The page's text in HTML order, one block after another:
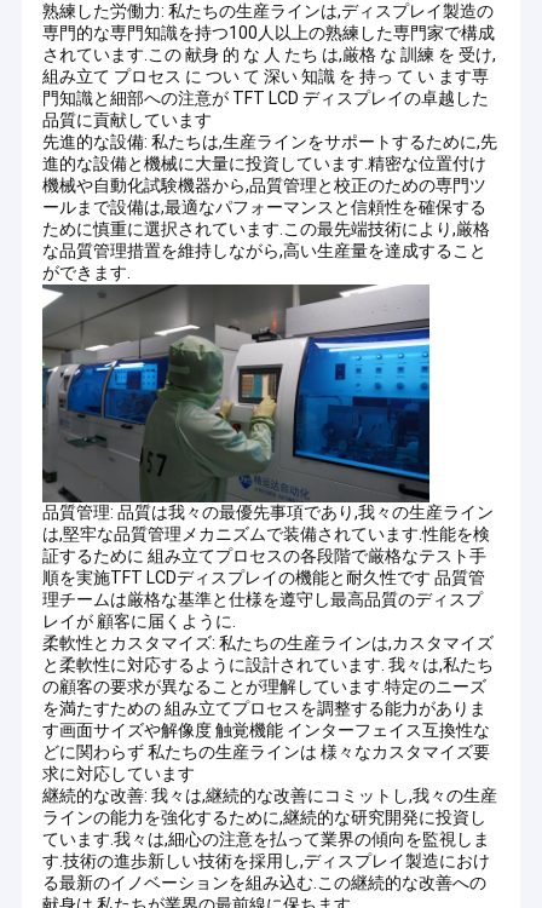
家へ
製品
ビデオ
熟練した労働力: 私たちの生産ラインは,ディスプレイ製造の
専門的な専門知識を持つ100人以上の熟練した専門家で構成
されています.この 献身 的 な 人 たち は,厳格 な 訓練 を 受け,
組み立て プロセス に つい て 深い 知識 を 持っ て い ます専
門知識と細部への注意が TFT LCD ディスプレイの卓越した
品質に貢献しています
先進的な設備: 私たちは,生産ラインをサポートするために,先
進的な設備と機械に大量に投資しています.精密な位置付け
機械や自動化試験機器から,品質管理と校正のための専門ツ
ールまで設備は,最適なパフォーマンスと信頼性を確保する
ために慎重に選択されています.この最先端技術により,厳格
な品質管理措置を維持しながら,高い生産量を達成すること
ができます.
品質管理: 品質は我々の最優先事項であり,我々の生産ライン
は,堅牢な品質管理メカニズムで装備されています.性能を検
証するために 組み立てプロセスの各段階で厳格なテスト手
順を実施TFT LCDディスプレイの機能と耐久性です 品質管
理チームは厳格な基準と仕様を遵守し最高品質のディスプ
レイが 顧客に届くように.
柔軟性とカスタマイズ: 私たちの生産ラインは,カスタマイズ
と柔軟性に対応するように設計されています. 我々は,私たち
の顧客の要求が異なることが理解しています.特定のニーズ
を満たすための 組み立てプロセスを調整する能力がありま
す画面サイズや解像度 触覚機能 インターフェイス互換性な
どに関わらず 私たちの生産ラインは 様々なカスタマイズ要
求に対応しています
継続的な改善: 我々は,継続的な改善にコミットし,我々の生産
ラインの能力を強化するために,継続的な研究開発に投資し
ています.我々は,細心の注意を払って業界の傾向を監視しま
す.技術の進歩新しい技術を採用し,ディスプレイ製造におけ
る最新のイノベーションを組み込む.この継続的な改善への
献身は,私たちが業界の最前線に保ちます.
杭州ZCテックエレクトロニクスは TFT LCDディスプレイの設計と
製造に 10年の経験があります.
シェンゼンは電子製品に富んでいるので 必要な電子製品もたくさ
んありますこの産業の強い競争力によって2021年には テクノロ
ジーとサプライチェーンが 十分成熟した段階に達し 杭州に支店を